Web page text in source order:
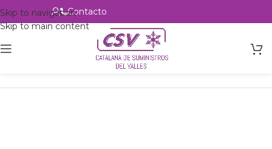
Skip to navigation
Skip to main content
Contacto
csvalles